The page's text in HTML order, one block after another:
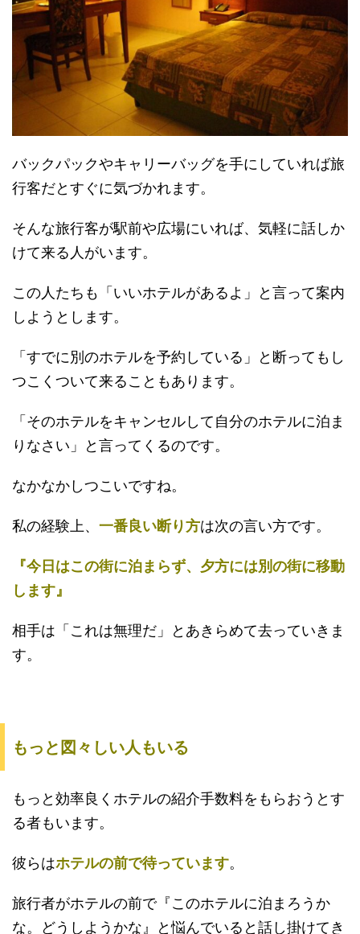
バックパックやキャリーバッグを手にしていれば旅
行客だとすぐに気づかれます。
そんな旅行客が駅前や広場にいれば、気軽に話しか
けて来る人がいます。
この人たちも「いいホテルがあるよ」と言って案内
しようとします。
「すでに別のホテルを予約している」と断ってもし
つこくついて来ることもあります。
「そのホテルをキャンセルして自分のホテルに泊ま
りなさい」と言ってくるのです。
なかなかしつこいですね。
私の経験上、 一番良い断り方は次の言い方です。
『今日はこの街に泊まらず、夕方には別の街に移動
します』
相手は「これは無理だ」とあきらめて去っていきま
す。
もっと図々しい人もいる
もっと効率良くホテルの紹介手数料をもらおうとす
る者もいます。
彼らはホテルの前で待っています。
旅行者がホテルの前で『このホテルに泊まろうか
な。どうしようかな』と悩んでいると話し掛けてき